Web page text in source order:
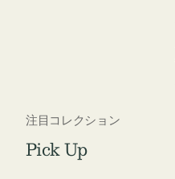
注目コレクション
Pick Up